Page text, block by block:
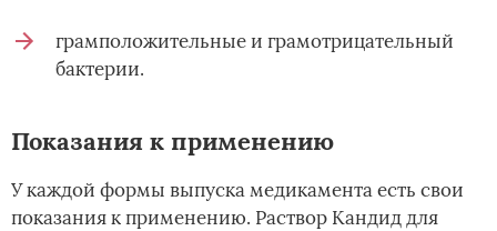
грамположительные и грамотрицательный
бактерии.
Показания к применению
У каждой формы выпуска медикамента есть свои
показания к применению. Раствор Кандид для